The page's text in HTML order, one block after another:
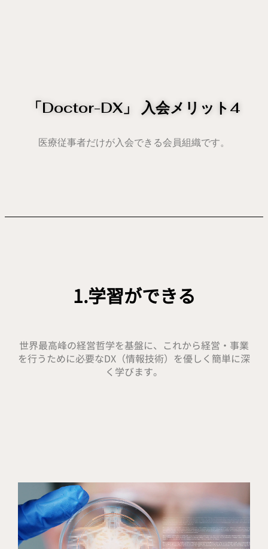
「Doctor-DX」 入会メリット4
医療従事者だけが入会できる会員組織です。
1.学習ができる
世界最高峰の経営哲学を基盤に、
これから経営・事業
を行うために必要なDX（情報技術）を優しく簡単に深
く学びます。